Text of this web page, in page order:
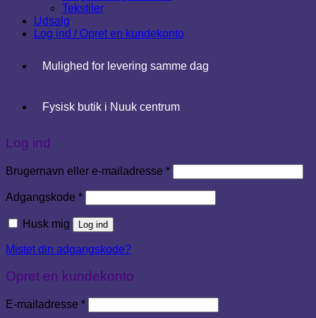
Tekstiler
Udsalg
Log ind / Opret en kundekonto
Mulighed for levering samme dag
Fysisk butik i Nuuk centrum
Log ind
Brugernavn eller e-mailadresse *Påkrævet
Adgangskode *Påkrævet
Husk mig Log ind
Mistet din adgangskode?
Opret en kundekonto
E-mailadresse *Påkrævet